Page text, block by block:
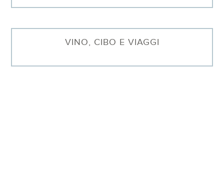
VINO, CIBO E VIAGGI